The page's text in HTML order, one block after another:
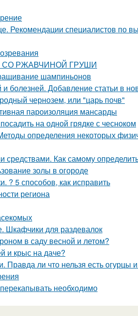
Рекомендации специалистов по
СО РЖАВЧИНОЙ ГРУШИ
шампиньонов
болезней. Добавление статьи в
чернозем, или "царь почв"
пароизоляция мансарды
на одной грядке с чесноком
определения некоторых
средствами. Как самому
золы в огороде
? 5 способов, как исправить
региона
Шкафчики для раздевалок
в саду весной и летом?
и крыс на даче?
Правда ли что нельзя есть огурцы
необходимо